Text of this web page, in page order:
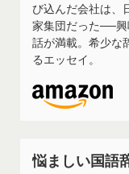
び込んだ会社は、
家集団だった──
話が満載。希少な
るエッセイ。
悩ましい国語